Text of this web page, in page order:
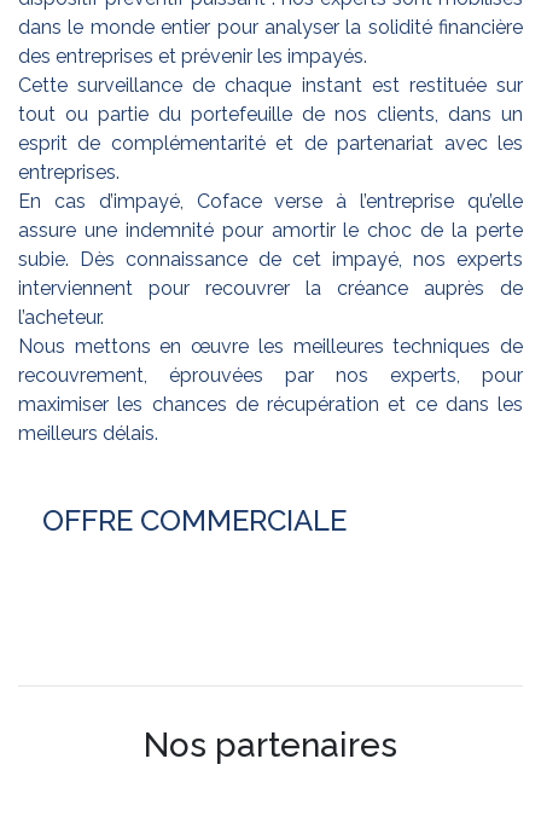
dans le monde entier pour analyser la solidité financière
des entreprises et prévenir les impayés.
Cette surveillance de chaque instant est restituée sur
tout ou partie du portefeuille de nos clients, dans un
esprit de complémentarité et de partenariat avec les
entreprises.
En cas d’impayé, Coface verse à l’entreprise qu’elle
assure une indemnité pour amortir le choc de la perte
subie. Dès connaissance de cet impayé, nos experts
interviennent pour recouvrer la créance auprès de
l’acheteur.
Nous mettons en œuvre les meilleures techniques de
recouvrement, éprouvées par nos experts, pour
maximiser les chances de récupération et ce dans les
meilleurs délais.
OFFRE COMMERCIALE
Nos partenaires